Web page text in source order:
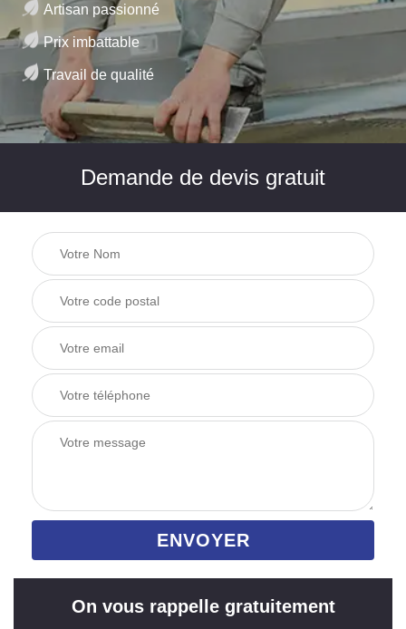
Artisan passionné
Prix imbattable
Travail de qualité
Demande de devis gratuit
On vous rappelle gratuitement